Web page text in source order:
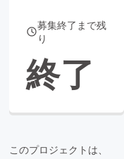
募集終了まで残
り
終了
このプロジェクトは、